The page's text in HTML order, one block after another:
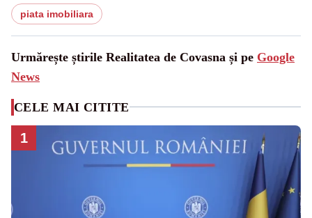
piata imobiliara
Urmărește știrile Realitatea de Covasna și pe Google
News
CELE MAI CITITE
1